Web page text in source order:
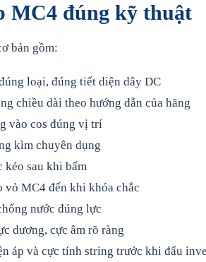
MC4 đúng kỹ thuật
bản gồm:
loại, đúng tiết diện dây DC
chiều dài theo hướng dẫn của hãng
vào cos đúng vị trí
kìm chuyên dụng
kéo sau khi bấm
vỏ MC4 đến khi khóa chắc
nước đúng lực
dương, cực âm rõ ràng
áp và cực tính string trước khi đấu